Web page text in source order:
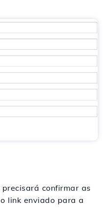
confirmar as
link enviado para a